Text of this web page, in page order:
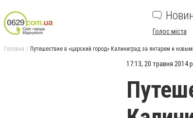
Голос міста
Головна Путешествие в «царский город» Калиниград за янтарем и
17:13, 20 травня 2014